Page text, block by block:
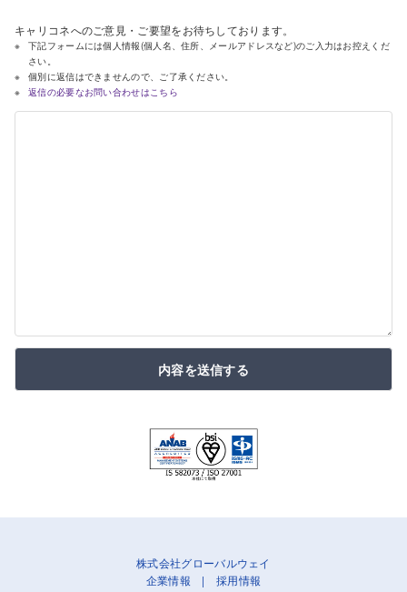
キャリコネへのご意見・ご要望をお待ちしております。
下記フォームには個人情報(個人名、住所、メールアドレスなど)のご入力はお控えくだ
さい。
個別に返信はできませんので、ご了承ください。
返信の必要なお問い合わせはこちら
内容を送信する
株式会社グローバルウェイ
企業情報 | 採用情報